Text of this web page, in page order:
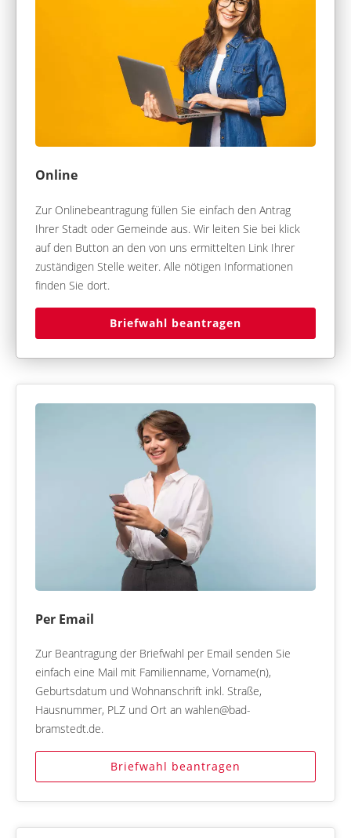
Online
Zur Onlinebeantragung füllen Sie einfach den Antrag
Ihrer Stadt oder Gemeinde aus. Wir leiten Sie bei klick
auf den Button an den von uns ermittelten Link Ihrer
zuständigen Stelle weiter. Alle nötigen Informationen
finden Sie dort.
Briefwahl beantragen
Per Email
Zur Beantragung der Briefwahl per Email senden Sie
einfach eine Mail mit Familienname, Vorname(n),
Geburtsdatum und Wohnanschrift inkl. Straße,
Hausnummer, PLZ und Ort an wahlen@bad-
bramstedt.de.
Briefwahl beantragen